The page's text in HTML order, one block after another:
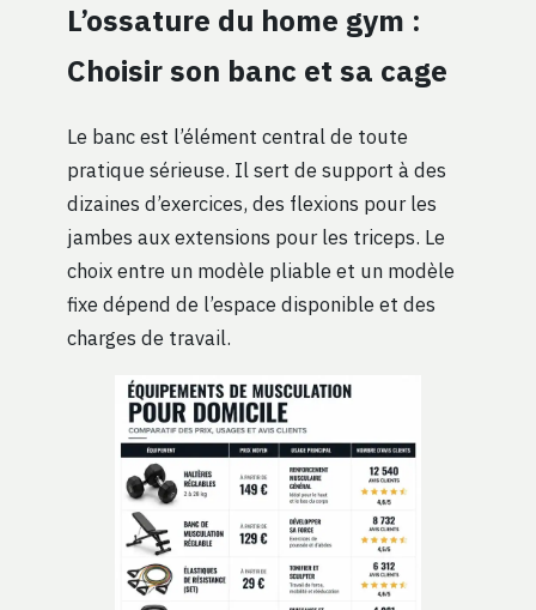
L’ossature du home gym :
Choisir son banc et sa cage
Le banc est l’élément central de toute
pratique sérieuse. Il sert de support à des
dizaines d’exercices, des flexions pour les
jambes aux extensions pour les triceps. Le
choix entre un modèle pliable et un modèle
fixe dépend de l’espace disponible et des
charges de travail.